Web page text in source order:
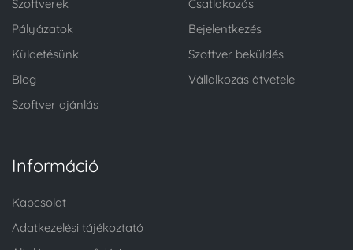
Szoftverek
Pályázatok
Küldetésünk
Blog
Szoftver ajánlás
Csatlakozás
Bejelentkezés
Szoftver beküldés
Vállalkozás átvétele
Információ
Kapcsolat
Adatkezelési tájékoztató